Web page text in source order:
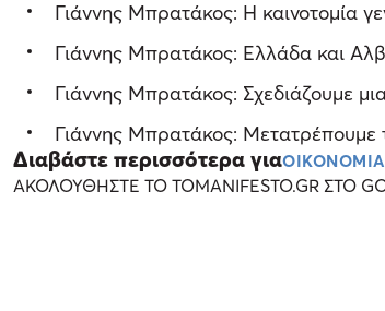
Γιάννης Μπρατάκος: Η καινοτομία
Γιάννης Μπρατάκος: Ελλάδα και
Γιάννης Μπρατάκος: Σχεδιάζουμε
Γιάννης Μπρατάκος: Μετατρέπουμε
Διαβάστε περισσότερα γιαΟΙΚΟΝΟΜΙΑ
ΑΚΟΛΟΥΘΗΣΤΕ ΤΟ TOMANIFESTO.GR ΣΤΟ